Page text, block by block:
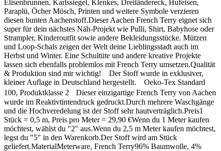
Elisenbrunnen, Karlssiegel, Klenkes, Dreiländereck, Hufeisen,
Paraplü, Öcher Mösch, Printen und weitere Symbole verzieren
diesen bunten Aachenstoff.Dieser Aachen French Terry eignet sich
super für dein nächstes Näh-Projekt wie Pulli, Shirt, Babyhose oder
Strampler, Kinderoutfit sowie andere Bekleidungsstücke. Mützen
und Loop-Schals zeigen der Welt deine Lieblingsstadt auch im
Herbst und Winter. Eine Schultüte und andere kreative Projekte
lassen sich ebenfalls problemlos mit French Terry umsetzen.Qualität
& Produktion sind mir wichtig! Der Stoff wurde in exklusiver,
kleiner Auflage in Deutschland hergestellt. Oeko-Tex Standard
100, Produktklasse 2 Dieser einzigartige French Terry von Aachen
wurde im Reaktivtintendruck gedruckt.Durch mehrere Waschgänge
und die Hochveredelung ist der Stoff sehr hautverträglich.Preis1
Stück = 0,5 m, Preis pro Meter = 29,90 €Wenn du 1 Meter kaufen
möchtest, wählst du "2" aus.Wenn du 2,5 m Meter kaufen möchtest,
legst du "5" in den Warenkorb.Der Stoff wird am Stück
geliefert.MaterialMeterware, French Terry96% Baumwolle, 4%